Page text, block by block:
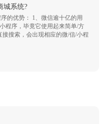
城系统?
的优势： 1、微信逾十亿的用
程序，毕竟它使用起来简单/方
接搜索，会出现相应的微/信/小程